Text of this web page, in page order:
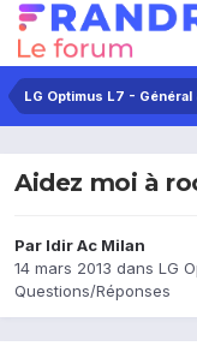
LG Optimus L7 -
Aidez moi à
Par Idir Ac Milan
14 mars 2013 dans LG
Questions/Réponses